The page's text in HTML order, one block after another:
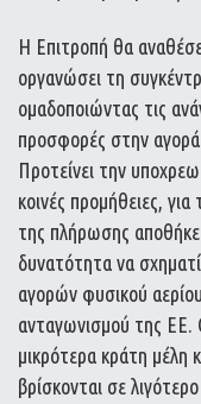
Η Επιτροπή θα
οργανώσει τη
ομαδοποιώντας τις
προσφορές στην
Προτείνει την
κοινές προμήθειες,
της πλήρωσης
δυνατότητα να
αγορών φυσικού
ανταγωνισμού της ΕΕ.
μικρότερα κράτη μέλη
βρίσκονται σε